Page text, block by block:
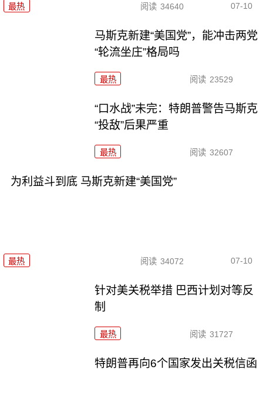
最热 阅读 34640 07-10
马斯克新建“美国党”，能冲击两党
“轮流坐庄”格局吗
最热 阅读 23529
“口水战”未完：特朗普警告马斯克
“投敌”后果严重
最热 阅读 32607
为利益斗到底 马斯克新建“美国党”
最热 阅读 34072 07-10
针对美关税举措 巴西计划对等反
制
最热 阅读 31727
特朗普再向6个国家发出关税信函